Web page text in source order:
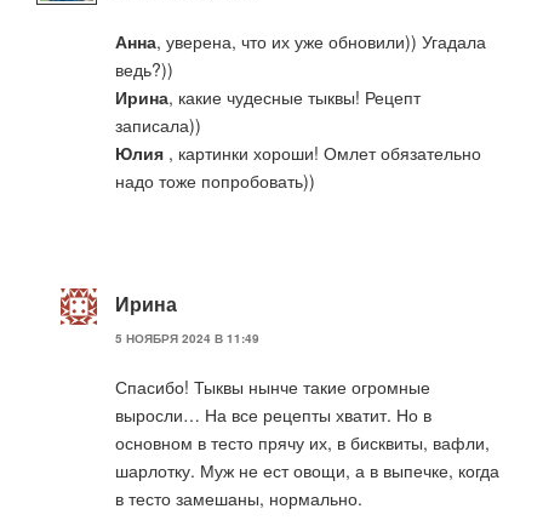
Анна, уверена, что их уже обновили)) Угадала
ведь?))
Ирина, какие чудесные тыквы! Рецепт
записала))
Юлия , картинки хороши! Омлет обязательно
надо тоже попробовать))
Ирина
5 НОЯБРЯ 2024 В 11:49
Спасибо! Тыквы нынче такие огромные
выросли… На все рецепты хватит. Но в
основном в тесто прячу их, в бисквиты, вафли,
шарлотку. Муж не ест овощи, а в выпечке, когда
в тесто замешаны, нормально.